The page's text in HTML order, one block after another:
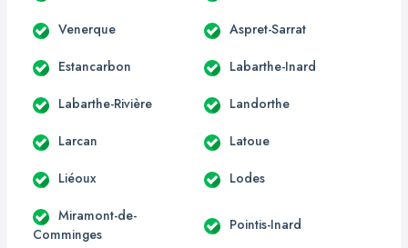
Venerque Aspret-Sarrat
Estancarbon Labarthe-Inard
Labarthe-Rivière Landorthe
Larcan Latoue
Liéoux Lodes
Miramont-de-
Comminges
Pointis-Inard